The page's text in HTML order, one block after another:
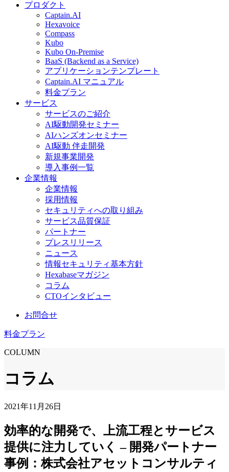
プロダクト
Captain.AI
Hexavoice
Compass
Kubo
Kubo On-Premise
BaaS (Backend as a Service)
アプリケーションテンプレート
Captain.AI マニュアル
料金プラン
サービス
サービスのご紹介
AI駆動開発セミナー
AIハンズオンセミナー
AI駆動 伴走開発
新規事業開発
導入事例一覧
企業情報
企業情報
採用情報
セキュリティへの取り組み
サービス品質保証
パートナー
プレスリリース
ニュース
情報セキュリティ基本方針
Hexabaseマガジン
コラム
CTOインタビュー
お問合せ
料金プラン
COLUMN
コラム
2021年11月26日
効率的な開発で、上流工程とサービス
提供に注力していく – 開発パートナー
事例：株式会社アセットコンサルティ